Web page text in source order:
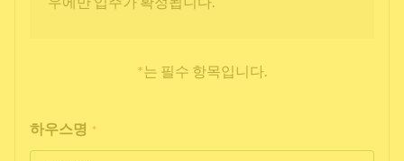
*는 필수 항목입니다.
하우스명 *